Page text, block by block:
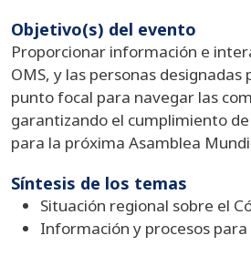
Objetivo(s) del evento
Proporcionar información e
OMS, y las personas designadas
punto focal para navegar las
garantizando el cumplimiento
para la próxima Asamblea
Síntesis de los temas
Situación regional sobre el
Información y procesos para